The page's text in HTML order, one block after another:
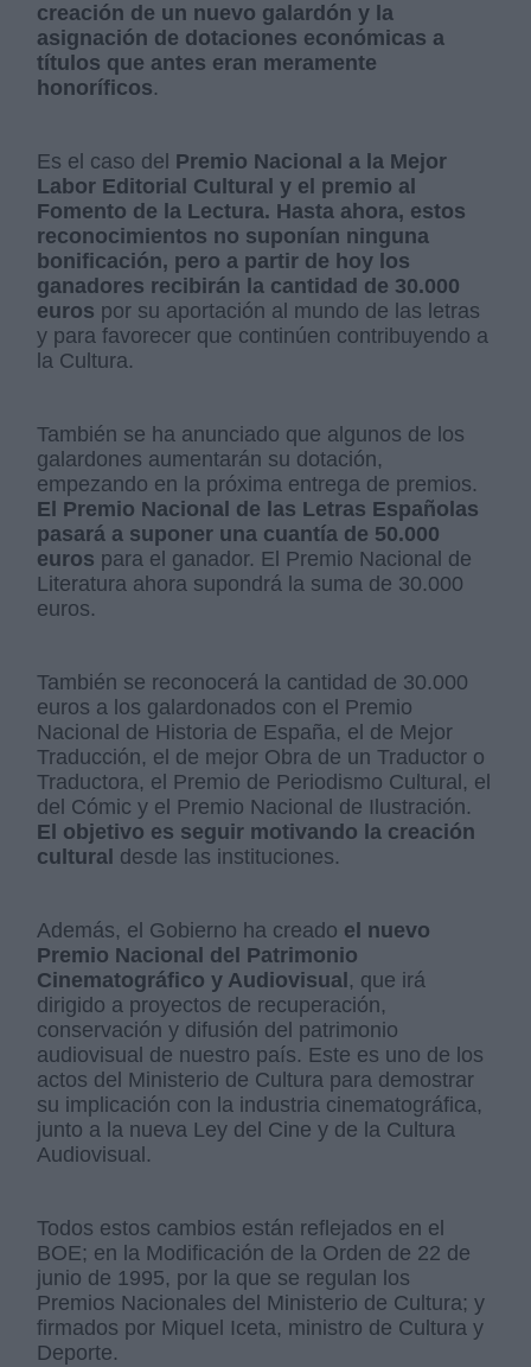
creación de un nuevo galardón y la
asignación de dotaciones económicas a
títulos que antes eran meramente
honoríficos.
Es el caso del Premio Nacional a la Mejor
Labor Editorial Cultural y el premio al
Fomento de la Lectura. Hasta ahora, estos
reconocimientos no suponían ninguna
bonificación, pero a partir de hoy los
ganadores recibirán la cantidad de 30.000
euros por su aportación al mundo de las letras
y para favorecer que continúen contribuyendo a
la Cultura.
También se ha anunciado que algunos de los
galardones aumentarán su dotación,
empezando en la próxima entrega de premios.
El Premio Nacional de las Letras Españolas
pasará a suponer una cuantía de 50.000
euros para el ganador. El Premio Nacional de
Literatura ahora supondrá la suma de 30.000
euros.
También se reconocerá la cantidad de 30.000
euros a los galardonados con el Premio
Nacional de Historia de España, el de Mejor
Traducción, el de mejor Obra de un Traductor o
Traductora, el Premio de Periodismo Cultural, el
del Cómic y el Premio Nacional de Ilustración.
El objetivo es seguir motivando la creación
cultural desde las instituciones.
Además, el Gobierno ha creado el nuevo
Premio Nacional del Patrimonio
Cinematográfico y Audiovisual , que irá
dirigido a proyectos de recuperación,
conservación y difusión del patrimonio
audiovisual de nuestro país. Este es uno de los
actos del Ministerio de Cultura para demostrar
su implicación con la industria cinematográfica,
junto a la nueva Ley del Cine y de la Cultura
Audiovisual.
Todos estos cambios están reflejados en el
BOE; en la Modificación de la Orden de 22 de
junio de 1995, por la que se regulan los
Premios Nacionales del Ministerio de Cultura; y
firmados por Miquel Iceta, ministro de Cultura y
Deporte.